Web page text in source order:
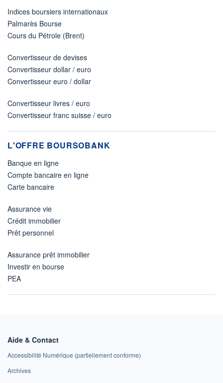
Indices boursiers internationaux
Palmarès Bourse
Cours du Pétrole (Brent)
Convertisseur de devises
Convertisseur dollar / euro
Convertisseur euro / dollar
Convertisseur livres / euro
Convertisseur franc suisse / euro
L'OFFRE BOURSOBANK
Banque en ligne
Compte bancaire en ligne
Carte bancaire
Assurance vie
Crédit immobilier
Prêt personnel
Assurance prêt immobilier
Investir en bourse
PEA
Aide & Contact
Accessibilité Numérique (partiellement conforme)
Archives